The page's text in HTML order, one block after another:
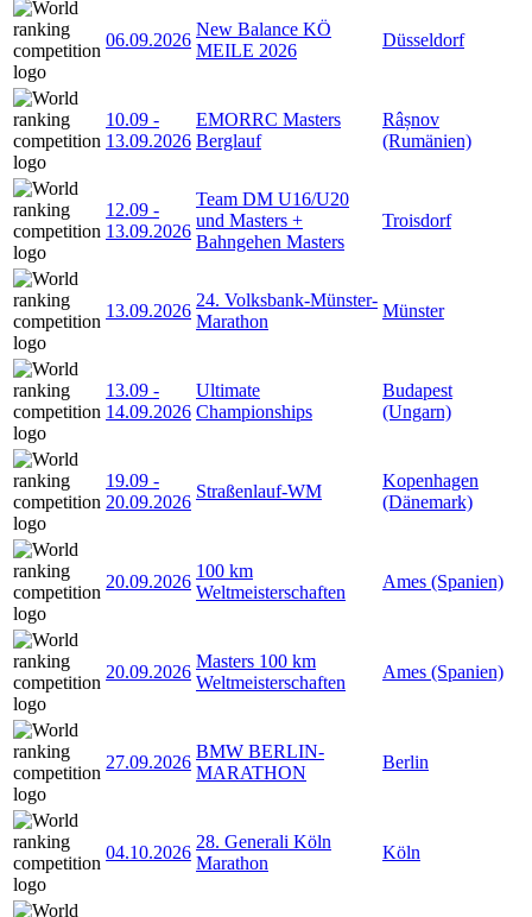
06.09.2026
New Balance KÖ
MEILE 2026
Düsseldorf
10.09 -
13.09.2026
EMORRC Masters
Berglauf
Râșnov
(Rumänien)
12.09 -
13.09.2026
Team DM U16/U20
und Masters +
Bahngehen Masters
Troisdorf
13.09.2026
24. Volksbank-Münster-
Marathon
Münster
13.09 -
14.09.2026
Ultimate
Championships
Budapest
(Ungarn)
19.09 -
20.09.2026
Straßenlauf-WM
Kopenhagen
(Dänemark)
20.09.2026
100 km
Weltmeisterschaften
Ames (Spanien)
20.09.2026
Masters 100 km
Weltmeisterschaften
Ames (Spanien)
27.09.2026
BMW BERLIN-
MARATHON
Berlin
04.10.2026
28. Generali Köln
Marathon
Köln